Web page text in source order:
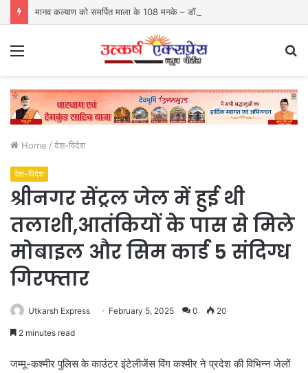
मानव कल्याण को समर्पित माला के 108 मनके – डॉ. दीपक गोस्वामी
Home / देश-विदेश
देश-विदेश
श्रीनगर सेंट्रल जेल में हुई थी
तलाशी,आतंकियों के पास से मिले
मोबाइल और सिम कार्ड 5 संदिग्ध
गिरफ्तार
Utkarsh Express February 5, 2025 0 20
2 minutes read
जम्मू-कश्मीर पुलिस के काउंटर इंटेलीजेंस विंग कश्मीर ने प्रदेश की विभिन्न जेलों